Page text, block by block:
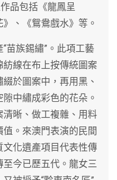
品包括《龍鳳呈
、《鴛鴦戲水》等。
苗族錫繡”。此項工藝
線在布上按傳統圖案
於圖案中，再用黑、
中繡成彩色的花朵。
晰、做工複雜、用料
。來澳門表演的民間
化遺產項目代表性傳
今已歷五代。龍女三